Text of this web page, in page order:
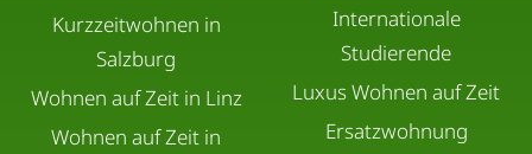
Kurzzeitwohnen in
Salzburg
Wohnen auf Zeit in Linz
Wohnen auf Zeit in
Internationale
Studierende
Luxus Wohnen auf Zeit
Ersatzwohnung